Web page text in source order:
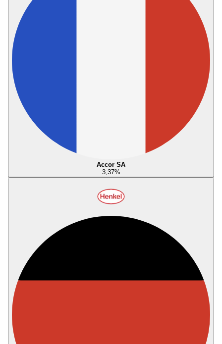
Accor SA
3,37%